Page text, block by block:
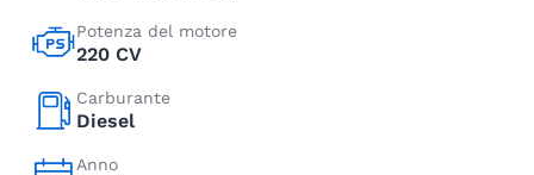
Potenza del motore
220 CV
Carburante
Diesel
Anno